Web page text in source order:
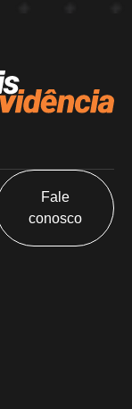
Fale
conosco